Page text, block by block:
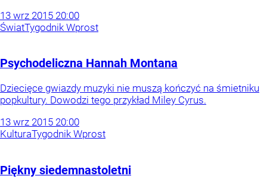
13 wrz 2015 20:00
ŚwiatTygodnik Wprost
Psychodeliczna Hannah Montana
Dziecięce gwiazdy muzyki nie muszą kończyć na śmietniku
popkultury. Dowodzi tego przykład Miley Cyrus.
13 wrz 2015 20:00
KulturaTygodnik Wprost
Piękny siedemnastoletni